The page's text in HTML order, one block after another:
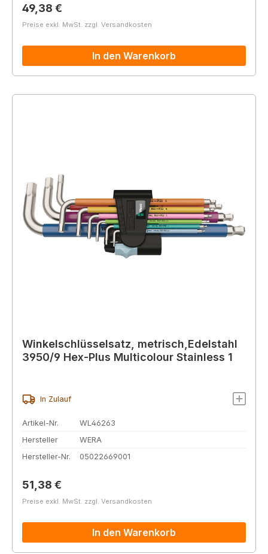
Regulärer Preis:
49,38 €
Preise exkl. MwSt. zzgl. Versandkosten
In den Warenkorb
Winkelschlüsselsatz, metrisch,Edelstahl
3950/9 Hex-Plus Multicolour Stainless 1
In Zulauf
Artikel-Nr.
WL46263
Hersteller
WERA
Hersteller-Nr.
05022669001
Regulärer Preis:
51,38 €
Preise exkl. MwSt. zzgl. Versandkosten
In den Warenkorb